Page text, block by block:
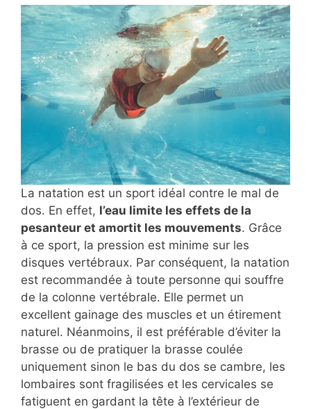
La natation est un sport idéal contre le mal de
dos. En effet, l’eau limite les effets de la
pesanteur et amortit les mouvements. Grâce
à ce sport, la pression est minime sur les
disques vertébraux. Par conséquent, la natation
est recommandée à toute personne qui souffre
de la colonne vertébrale. Elle permet un
excellent gainage des muscles et un étirement
naturel. Néanmoins, il est préférable d’éviter la
brasse ou de pratiquer la brasse coulée
uniquement sinon le bas du dos se cambre, les
lombaires sont fragilisées et les cervicales se
fatiguent en gardant la tête à l’extérieur de